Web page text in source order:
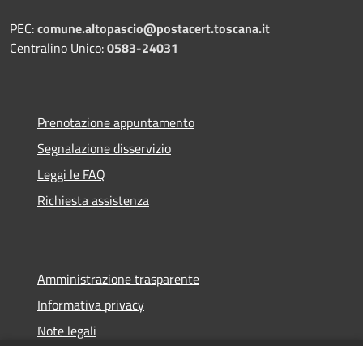
PEC:comune.altopascio@postacert.toscana.it
Centralino Unico:0583-24031
Prenotazione appuntamento
Segnalazione disservizio
Leggi le FAQ
Richiesta assistenza
Amministrazione trasparente
Informativa privacy
Note legali